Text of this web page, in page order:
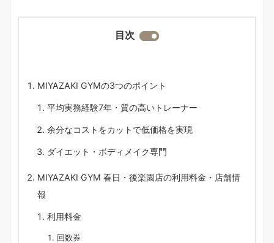
目次
MIYAZAKI GYMの3つのポイント
平均実務経験7年・質の高いトレーナー
余分なコストをカットで低価格を実現
ダイエット・ボディメイク専門
MIYAZAKI GYM 春日・後楽園店の利用料金・店舗情
報
利用料金
回数券